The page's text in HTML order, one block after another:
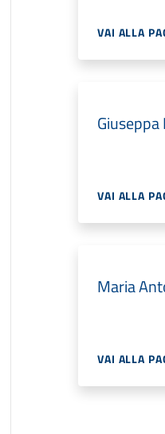
VAI ALLA
VAI ALLA
Maria
VAI ALLA